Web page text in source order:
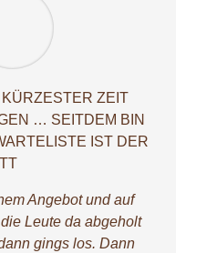
ZEIT
… SEITDEM BIN
IST DER
Angebot und auf
Leute da abgeholt
gings los. Dann